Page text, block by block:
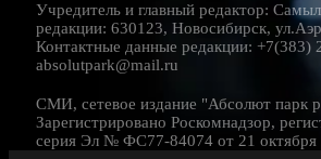
Учредитель и главный редактор:
редакции: 630123, Новосибирск,
Контактные данные редакции: +7(383)
absolutpark@mail.ru
СМИ, сетевое издание "Абсолют парк
Зарегистрировано Роскомнадзор,
серия Эл № ФС77-84074 от 21 октября